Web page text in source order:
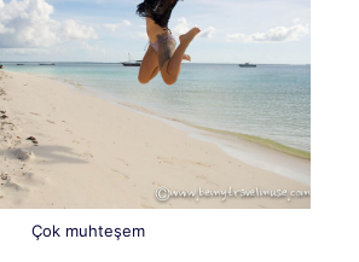
Çok muhteşem